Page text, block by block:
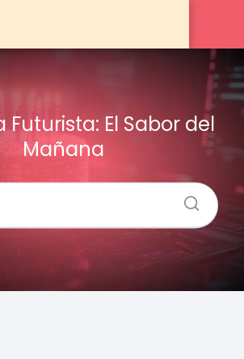
Futurista: El Sabor del
Mañana